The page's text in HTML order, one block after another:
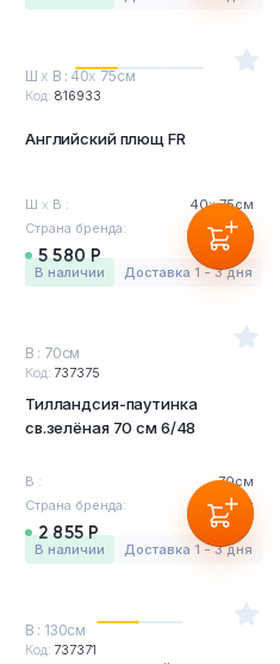
Ш х В : 40х 75см
Код: 816933
Английский плющ FR
Ш х В : 40х75см
Страна бренда:
Бельгия
5 580 Р
в наличии Доставка 1 - 3 дня
В : 70см
Код: 737375
Тилландсия-паутинка
св.зелёная 70 см 6/48
В :
70см
Страна бренда:
Бельгия
2 855 Р
в наличии Доставка 1 - 3 дня
В : 130см
Код: 737371